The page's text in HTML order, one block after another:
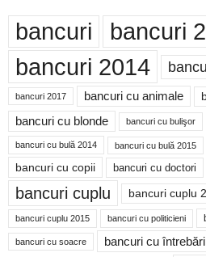
bancuri bancuri
bancuri 2014
bancuri 2017 bancuri cu animale
bancuri cu blonde bancuri cu bulişor
bancuri cu bulă 2014 bancuri cu bulă 2015
bancuri cu copii bancuri cu doctori
bancuri cuplu bancuri cuplu
bancuri cuplu 2015 bancuri cu politicieni
bancuri cu soacre bancuri cu